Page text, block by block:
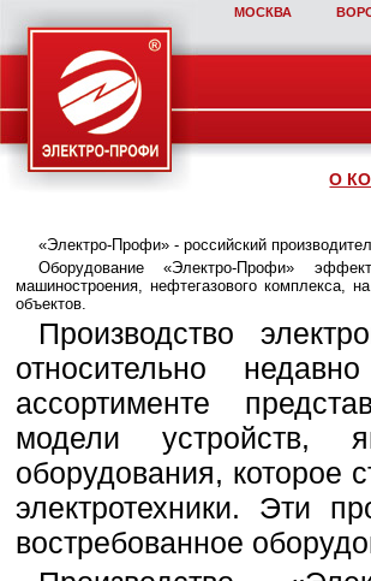
МОСКВА
О
«Электро-Профи» - российский
Оборудование «Электро-Профи»
машиностроения, нефтегазового комплекса,
объектов.
Производство
относительно
ассортименте
модели устройств,
оборудования, которое
электротехники. Эти
востребованное